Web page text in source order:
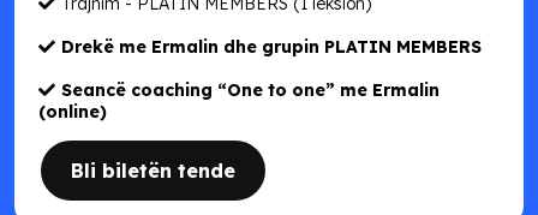
Drekë me Ermalin dhe grupin PLATIN MEMBERS
Seancë coaching “One to one” me Ermalin
(online)
Bli biletën tende